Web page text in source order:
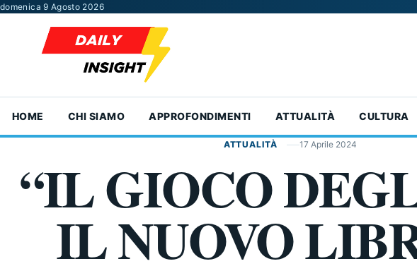
Vai al contenuto
domenica 9 Agosto 2026
HOME CHI SIAMO APPROFONDIMENTI ATTUALITÀ CULTURA
ATTUALITÀ 17 Aprile 2024
“IL GIOCO
IL NUOVO